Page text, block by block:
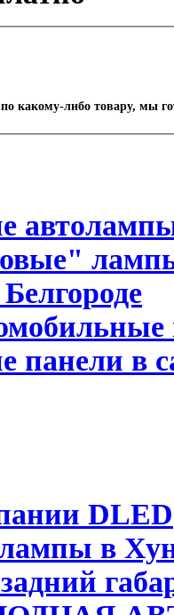
по какому-либо товару, мы
панели в
DLED
в